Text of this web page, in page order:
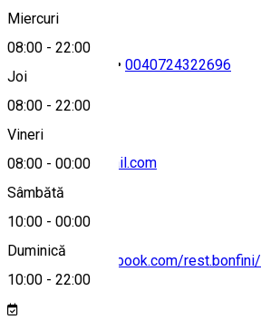
Miercuri
08:00 - 22:00
Joi
08:00 - 22:00
Vineri
08:00 - 00:00
Sâmbătă
10:00 - 00:00
Duminică
10:00 - 22:00
• 0040724322696
etterem.brv@gmail.com
https://www.facebook.com/rest.bonfini/